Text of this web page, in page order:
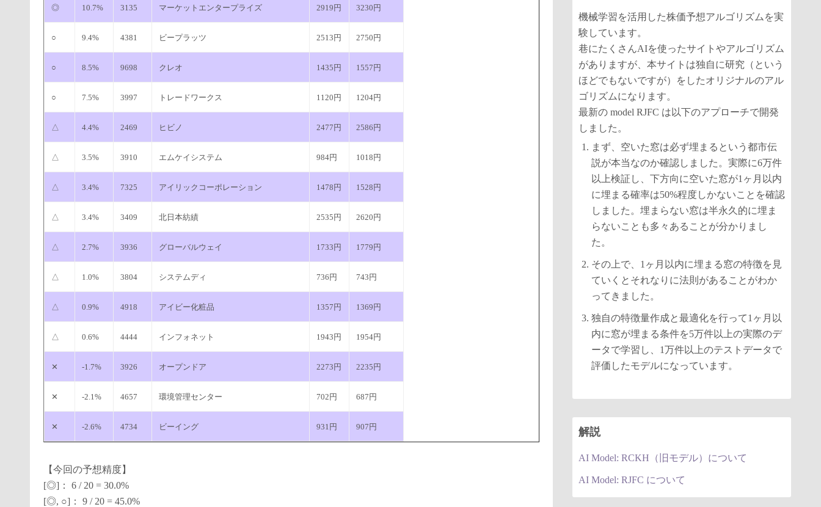
◎ 10.7% 3135 マーケットエンタープライズ 2919円 3230円
○ 9.4% 4381 ビープラッツ 2513円 2750円
○ 8.5% 9698 クレオ 1435円 1557円
○ 7.5% 3997 トレードワークス 1120円 1204円
△ 4.4% 2469 ヒビノ 2477円 2586円
△ 3.5% 3910 エムケイシステム 984円 1018円
△ 3.4% 7325 アイリックコーポレーション 1478円 1528円
△ 3.4% 3409 北日本紡績 2535円 2620円
△ 2.7% 3936 グローバルウェイ 1733円 1779円
△ 1.0% 3804 システムディ 736円 743円
△ 0.9% 4918 アイビー化粧品 1357円 1369円
△ 0.6% 4444 インフォネット 1943円 1954円
✕ -1.7% 3926 オープンドア 2273円 2235円
✕ -2.1% 4657 環境管理センター 702円 687円
✕ -2.6% 4734 ビーイング 931円 907円
【今回の予想精度】
[◎]： 6 / 20 = 30.0%
[◎, ○]： 9 / 20 = 45.0%
機械学習を活用した株価予想アルゴリズムを実
験しています。
巷にたくさんAIを使ったサイトやアルゴリズム
がありますが、本サイトは独自に研究（という
ほどでもないですが）をしたオリジナルのアル
ゴリズムになります。
最新の model RJFC は以下のアプローチで開発
しました。
まず、空いた窓は必ず埋まるという都市伝
説が本当なのか確認しました。実際に6万件
以上検証し、下方向に空いた窓が1ヶ月以内
に埋まる確率は50%程度しかないことを確認
しました。埋まらない窓は半永久的に埋ま
らないことも多々あることが分かりまし
た。
その上で、1ヶ月以内に埋まる窓の特徴を見
ていくとそれなりに法則があることがわか
ってきました。
独自の特徴量作成と最適化を行って1ヶ月以
内に窓が埋まる条件を5万件以上の実際のデ
ータで学習し、1万件以上のテストデータで
評価したモデルになっています。
解説
AI Model: RCKH（旧モデル）について
AI Model: RJFC について